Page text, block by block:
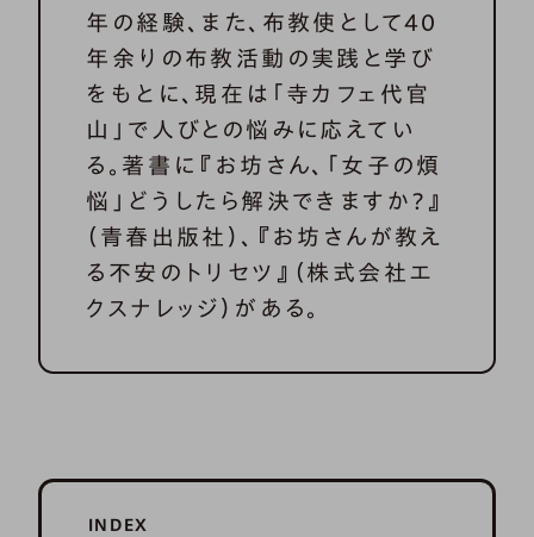
年の経験、また、布教使として40
年余りの布教活動の実践と学び
をもとに、現在は「寺カフェ代官
山」で人びとの悩みに応えてい
る。著書に『お坊さん、「女子の煩
悩」どうしたら解決できますか？』
（青春出版社）、『お坊さんが教え
る不安のトリセツ』（株式会社エ
クスナレッジ）がある。
INDEX